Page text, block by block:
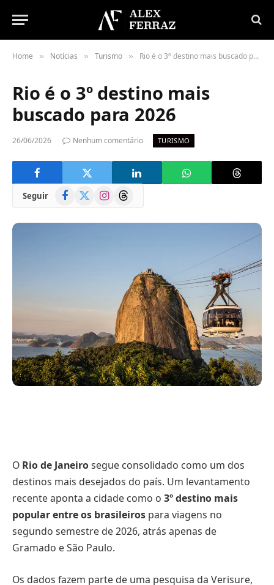
Home » Notícias » Turismo » Rio é o 3º destino mais buscado para 2026
Rio é o 3º destino mais
buscado para 2026
26/06/2026 Nenhum comentário TURISMO
Seguir Facebook
(Twitter)
InstagramThreads
O Rio de Janeirosegue consolidado como um dos
destinos mais desejados do país. Um levantamento
recente aponta a cidade como o 3º destino mais
popular entre os brasileiros para viagens no
segundo semestre de 2026, atrás apenas de
Gramado e São Paulo.
Os dados fazem parte de uma pesquisa da Verisure,